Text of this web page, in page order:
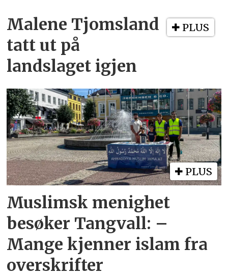
PLUS
Malene Tjomsland
tatt ut på
landslaget igjen
PLUS
Muslimsk menighet
besøker Tangvall: –
Mange kjenner islam fra
overskrifter